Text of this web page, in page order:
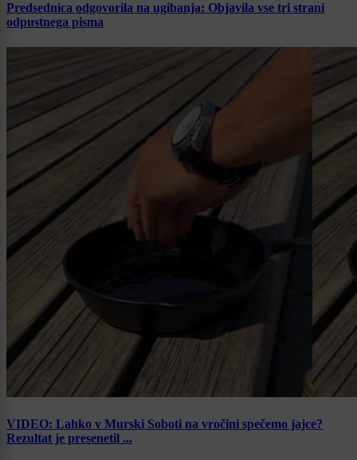
Predsednica odgovorila na ugibanja: Objavila vse tri strani
odpustnega pisma
VIDEO: Lahko v Murski Soboti na vročini spečemo jajce?
Rezultat je presenetil ...